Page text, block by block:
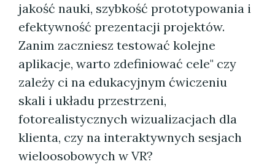
jakość nauki, szybkość prototypowania i
efektywność prezentacji projektów.
Zanim zaczniesz testować kolejne
aplikacje, warto zdefiniować cele" czy
zależy ci na edukacyjnym ćwiczeniu
skali i układu przestrzeni,
fotorealistycznych wizualizacjach dla
klienta, czy na interaktywnych sesjach
wieloosobowych w VR?